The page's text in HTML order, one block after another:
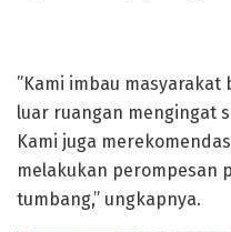
”Kami imbau
luar ruangan mengingat
Kami juga
melakukan perompesan
tumbang,” ungkapnya.